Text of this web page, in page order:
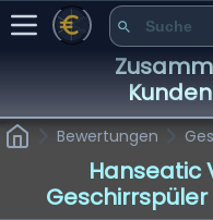
Bewertungen
Hanseatic
Geschirrspüler